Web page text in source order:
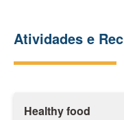
Atividades e
Healthy food